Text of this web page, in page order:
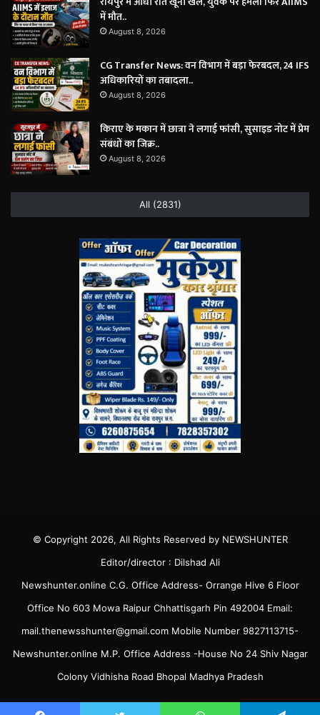
में मौत..
August 8, 2026
CG Transfer News: वन विभाग में बड़ा फेरबदल, 24 IFS
अधिकारियों का तबादला..
August 8, 2026
किराए के मकान में छात्रा ने लगाई फांसी, सुसाइड नोट में प्रेम
संबंधों का जिक्र..
August 8, 2026
All (2831)
© Copyright 2026, All Rights Reserved by NEWSHUNTER
Editor/director : Dilshad Ali
Newshunter.online C.G. Office Address- Orrange Hive 6 Floor
Office No 603 Mowa Raipur Chhattisgarh Pin 492004 Email:
mail.thenewsshunter@gmail.com Mobile Number 9827113715-
Newshunter.online M.P. Office Address -House No 24 Shiv Nagar
Colony Vidhisha Road Bhopal Madhya Pradesh